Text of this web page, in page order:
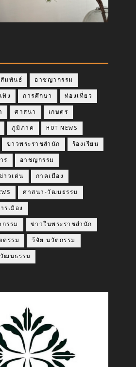
มพันธ์ อาชญากรรม
ทิง การศึกษา ท่องเที่ยว
ศาสนา เกษตร
ภูมิภาค HOT NEWS
ข่าวพระราชสำนัก ร้องเรียน
ร อาชญกรรม
าวเด่น กาคเมือง
ศาสนา-วัฒนธรรม
รเมิอง
รรม ข่าวในพระราชสำนัก
ดรรม ว้จัย นวัตกรรม
ฒนธรรม